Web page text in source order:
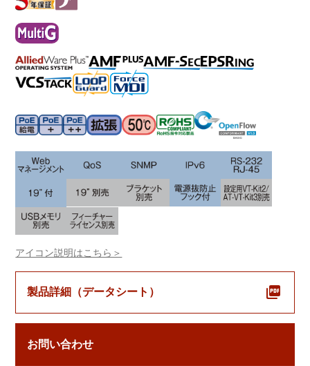
アイコン説明はこちら＞
製品詳細（データシート）
お問い合わせ